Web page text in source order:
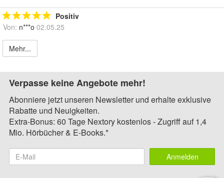
Positiv
Von: n***o 02.05.25
Mehr...
Verpasse keine Angebote mehr!
Abonniere jetzt unseren Newsletter und erhalte exklusive
Rabatte und Neuigkeiten.
Extra-Bonus: 60 Tage Nextory kostenlos - Zugriff auf 1,4
Mio. Hörbücher & E-Books.*
Anmelden